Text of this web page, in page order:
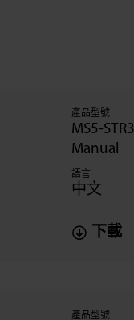
產品型號
MS5-
Manual
語言
中文
下載
產品型號